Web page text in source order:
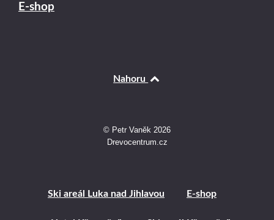
E-shop
Nahoru
© Petr Vaněk 2026
Drevocentrum.cz
Ski areál Luka nad Jihlavou E-shop